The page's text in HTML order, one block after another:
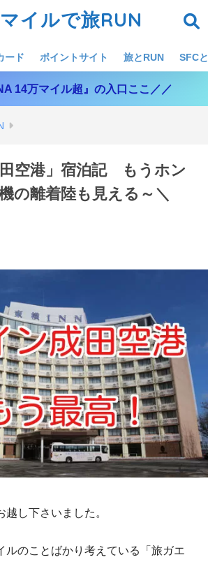
マイルで旅RUN
ード ポイントサイト 旅とRUN SFC
14万マイル超』の入口ここ／／
田空港」宿泊記 もうホン
の離着陸も見える～＼
し下さいました。
ルのことばかり考えている「旅ガエ